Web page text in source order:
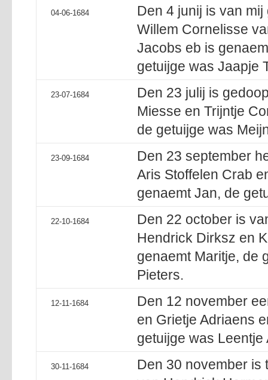
04-06-1684
Den 4 junij is van
Willem Cornelisse
Jacobs eb is
getuijge was Jaapje
23-07-1684
Den 23 julij is
Miesse en Trijntje
de getuijge was
23-09-1684
Den 23 september
Aris Stoffelen Crab
genaemt Jan, de
22-10-1684
Den 22 october is
Hendrick Dirksz en
genaemt Maritje, de
Pieters.
12-11-1684
Den 12 november
en Grietje Adriaens
getuijge was Leentje
30-11-1684
Den 30 november is